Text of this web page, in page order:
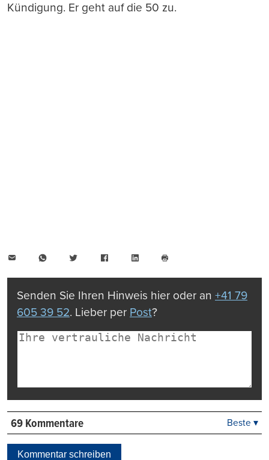
Kündigung. Er geht auf die 50 zu.
WhatsAppTwitter FacebookLinkedIn
drucken
Senden Sie Ihren Hinweis hier oder an +41 79
605 39 52. Lieber per Post?
69 Kommentare Beste ▾
Kommentar schreiben